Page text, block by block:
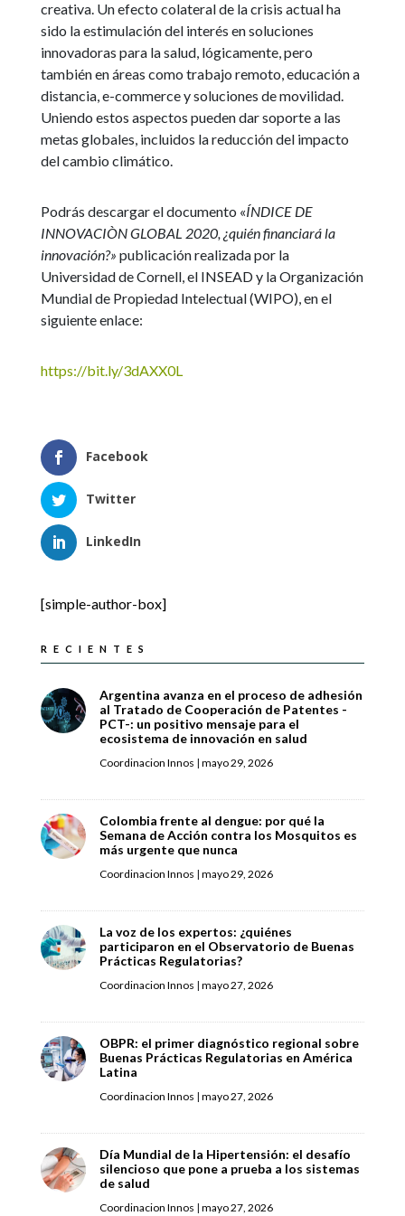
creativa. Un efecto colateral de la crisis actual ha
sido la estimulación del interés en soluciones
innovadoras para la salud, lógicamente, pero
también en áreas como trabajo remoto, educación a
distancia, e-commerce y soluciones de movilidad.
Uniendo estos aspectos pueden dar soporte a las
metas globales, incluidos la reducción del impacto
del cambio climático.
Podrás descargar el documento «ÍNDICE DE
INNOVACIÒN GLOBAL 2020, ¿quién financiará la
innovación?» publicación realizada por la
Universidad de Cornell, el INSEAD y la Organización
Mundial de Propiedad Intelectual (WIPO), en el
siguiente enlace:
https://bit.ly/3dAXX0L
Facebook
Twitter
LinkedIn
[simple-author-box]
RECIENTES
Argentina avanza en el proceso de adhesión
al Tratado de Cooperación de Patentes -
PCT-: un positivo mensaje para el
ecosistema de innovación en salud
Coordinacion Innos | mayo 29, 2026
Colombia frente al dengue: por qué la
Semana de Acción contra los Mosquitos es
más urgente que nunca
Coordinacion Innos | mayo 29, 2026
La voz de los expertos: ¿quiénes
participaron en el Observatorio de Buenas
Prácticas Regulatorias?
Coordinacion Innos | mayo 27, 2026
OBPR: el primer diagnóstico regional sobre
Buenas Prácticas Regulatorias en América
Latina
Coordinacion Innos | mayo 27, 2026
Día Mundial de la Hipertensión: el desafío
silencioso que pone a prueba a los sistemas
de salud
Coordinacion Innos | mayo 27, 2026